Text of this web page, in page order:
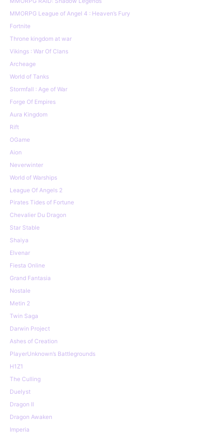
MMORPG League of Angel 4 : Heaven’s Fury
Fortnite
Throne kingdom at war
Vikings : War Of Clans
Archeage
World of Tanks
Stormfall : Age of War
Forge Of Empires
Aura Kingdom
Rift
OGame
Aion
Neverwinter
World of Warships
League Of Angels 2
Pirates Tides of Fortune
Chevalier Du Dragon
Star Stable
Shaiya
Elvenar
Fiesta Online
Grand Fantasia
Nostale
Metin 2
Twin Saga
Darwin Project
Ashes of Creation
PlayerUnknown’s Battlegrounds
H1Z1
The Culling
Duelyst
Dragon II
Dragon Awaken
Imperia